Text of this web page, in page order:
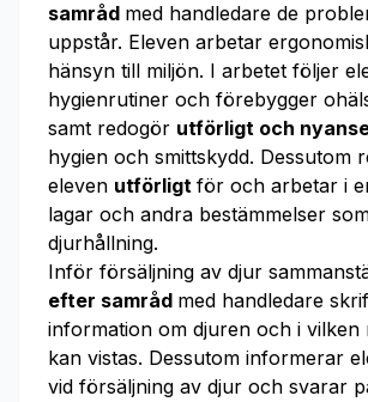
samråd med handledare de
uppstår. Eleven arbetar
hänsyn till miljön. I arbetet följer
hygienrutiner och förebygger
samt redogör utförligt och
hygien och smittskydd. Dessutom
eleven utförligt för och arbetar i
lagar och andra bestämmelser
djurhållning.
Inför försäljning av djur
efter samråd med handledare
information om djuren och i vilken
kan vistas. Dessutom informerar
vid försäljning av djur och svarar